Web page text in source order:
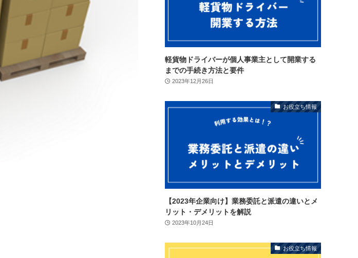
軽貨物ドライバーが個人事業主として開業する
までの手続き方法と要件
2023年12月26日
お役立ち情報
【2023年企業向け】業務委託と派遣の違いとメ
リット・デメリットを解説
2023年10月24日
お役立ち情報